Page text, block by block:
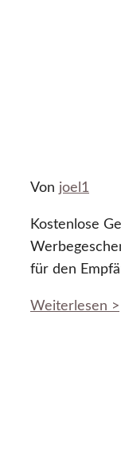
Von joel1
Kostenlose
für den
Weiterlesen >